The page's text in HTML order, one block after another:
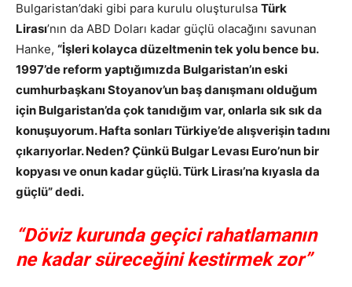
Bulgaristan’daki gibi para kurulu oluşturulsa Türk
Lirası’nın da ABD Doları kadar güçlü olacağını savunan
Hanke, “İşleri kolayca düzeltmenin tek yolu bence bu.
1997’de reform yaptığımızda Bulgaristan’ın eski
cumhurbaşkanı Stoyanov’un baş danışmanı olduğum
için Bulgaristan’da çok tanıdığım var, onlarla sık sık da
konuşuyorum. Hafta sonları Türkiye’de alışverişin tadını
çıkarıyorlar. Neden? Çünkü Bulgar Levası Euro’nun bir
kopyası ve onun kadar güçlü. Türk Lirası’na kıyasla da
güçlü” dedi.
“Döviz kurunda geçici rahatlamanın
ne kadar süreceğini kestirmek zor”